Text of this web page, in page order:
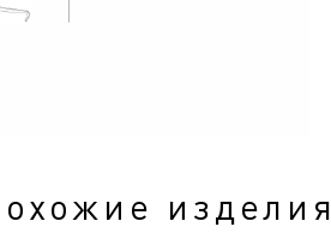
изделия